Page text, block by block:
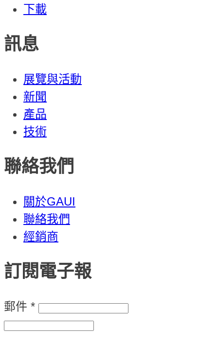
下載
訊息
展覽與活動
新聞
產品
技術
聯絡我們
關於GAUI
聯絡我們
經銷商
訂閱電子報
郵件 *